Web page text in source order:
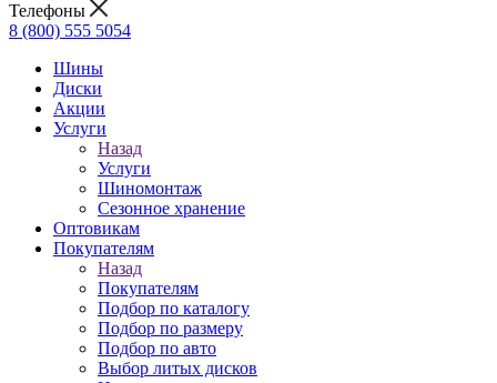
Телефоны
8 (800) 555 5054
Шины
Диски
Акции
Услуги
Назад
Услуги
Шиномонтаж
Сезонное хранение
Оптовикам
Покупателям
Назад
Покупателям
Подбор по каталогу
Подбор по размеру
Подбор по авто
Выбор литых дисков